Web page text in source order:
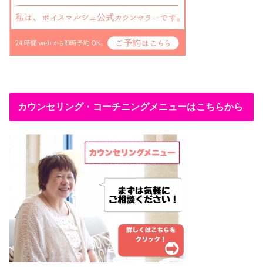
カウンセリング・コーチニングメニューはこちらから